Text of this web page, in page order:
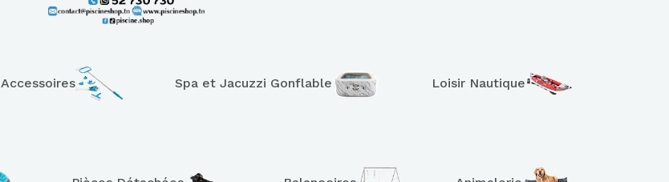
Accessoires Spa et Jacuzzi Gonflable Loisir Nautique